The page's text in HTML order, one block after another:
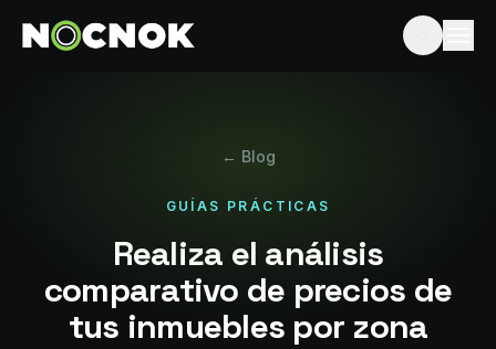
← Blog
GUÍAS PRÁCTICAS
Realiza el análisis
comparativo de precios de
tus inmuebles por zona